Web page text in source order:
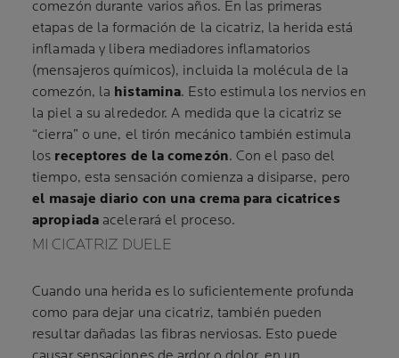
comezón durante varios años. En las primeras
etapas de la formación de la cicatriz, la herida está
inflamada y libera mediadores inflamatorios
(mensajeros químicos), incluida la molécula de la
comezón, la histamina. Esto estimula los nervios en
la piel a su alrededor. A medida que la cicatriz se
“cierra” o une, el tirón mecánico también estimula
los receptores de la comezón. Con el paso del
tiempo, esta sensación comienza a disiparse, pero
el masaje diario con una crema para cicatrices
apropiadaacelerará el proceso.
MI CICATRIZ DUELE
Cuando una herida es lo suficientemente profunda
como para dejar una cicatriz, también pueden
resultar dañadas las fibras nerviosas. Esto puede